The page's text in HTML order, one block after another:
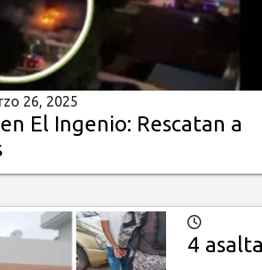
26, 2025
El Ingenio: Rescatan a
4